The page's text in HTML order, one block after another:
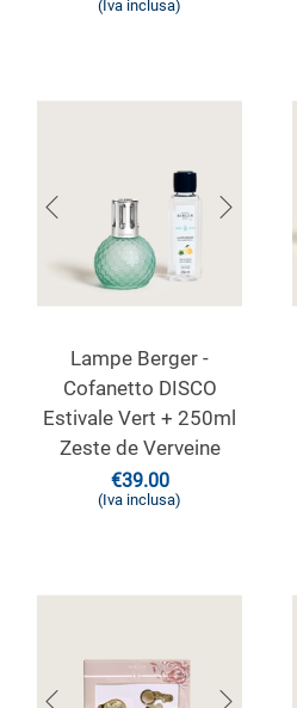
(Iva inclusa)
Lampe Berger -
Cofanetto DISCO
Estivale Vert + 250ml
Zeste de Verveine
€39.00
(Iva inclusa)